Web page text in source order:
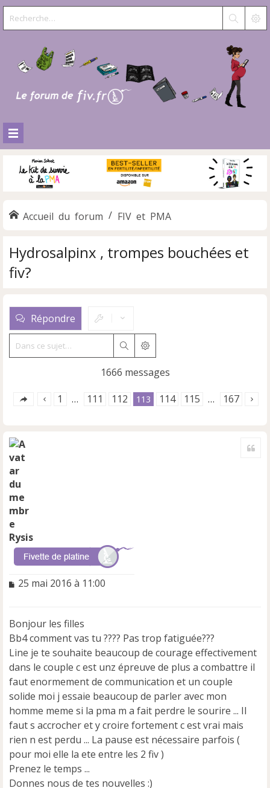
Accueil du forum FIV et PMA
Hydrosalpinx , trompes bouchées et
fiv?
Répondre
RechercherRecherche avancée
1666 messages
1 … 111 112 113 114 115 … 167
Rysis
M
a
g
e
n
o
n
l
u
25 mai 2016 à 11:00
Bonjour les filles
Bb4 comment vas tu ???? Pas trop fatiguée???
Line je te souhaite beaucoup de courage effectivement
dans le couple c est unz épreuve de plus a combattre il
faut enormement de communication et un couple
solide moi j essaie beaucoup de parler avec mon
homme meme si la pma m a fait perdre le sourire ... Il
faut s accrocher et y croire fortement c est vrai mais
rien n est perdu ... La pause est nécessaire parfois (
pour moi elle la ete entre les 2 fiv )
Prenez le temps ...
Donnes nous de tes nouvelles :)